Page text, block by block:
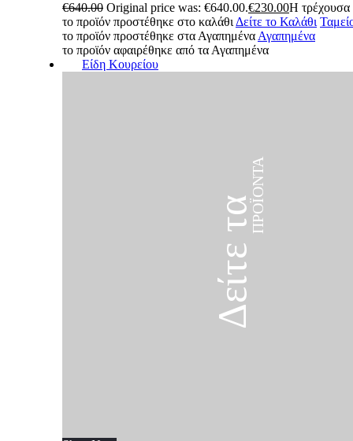
€640.00 Original price was: €640.00.€230.00Η τρέχουσα
το προϊόν προστέθηκε στο καλάθι Δείτε το Καλάθι
το προϊόν προστέθηκε στα Αγαπημένα Αγαπημένα
το προϊόν αφαιρέθηκε από τα Αγαπημένα
Είδη Κουρείου
Δείτε ταΠΡΟΪΌΝΤΑ